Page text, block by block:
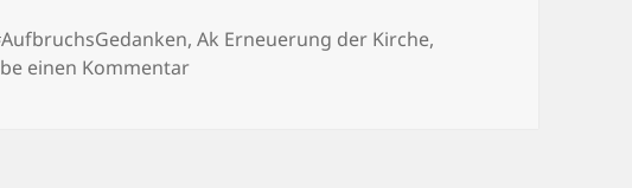
,Ak Erneuerung der Kirche,
einen Kommentarzu Ungeduld mit der Kirche – Pfingsttreffen